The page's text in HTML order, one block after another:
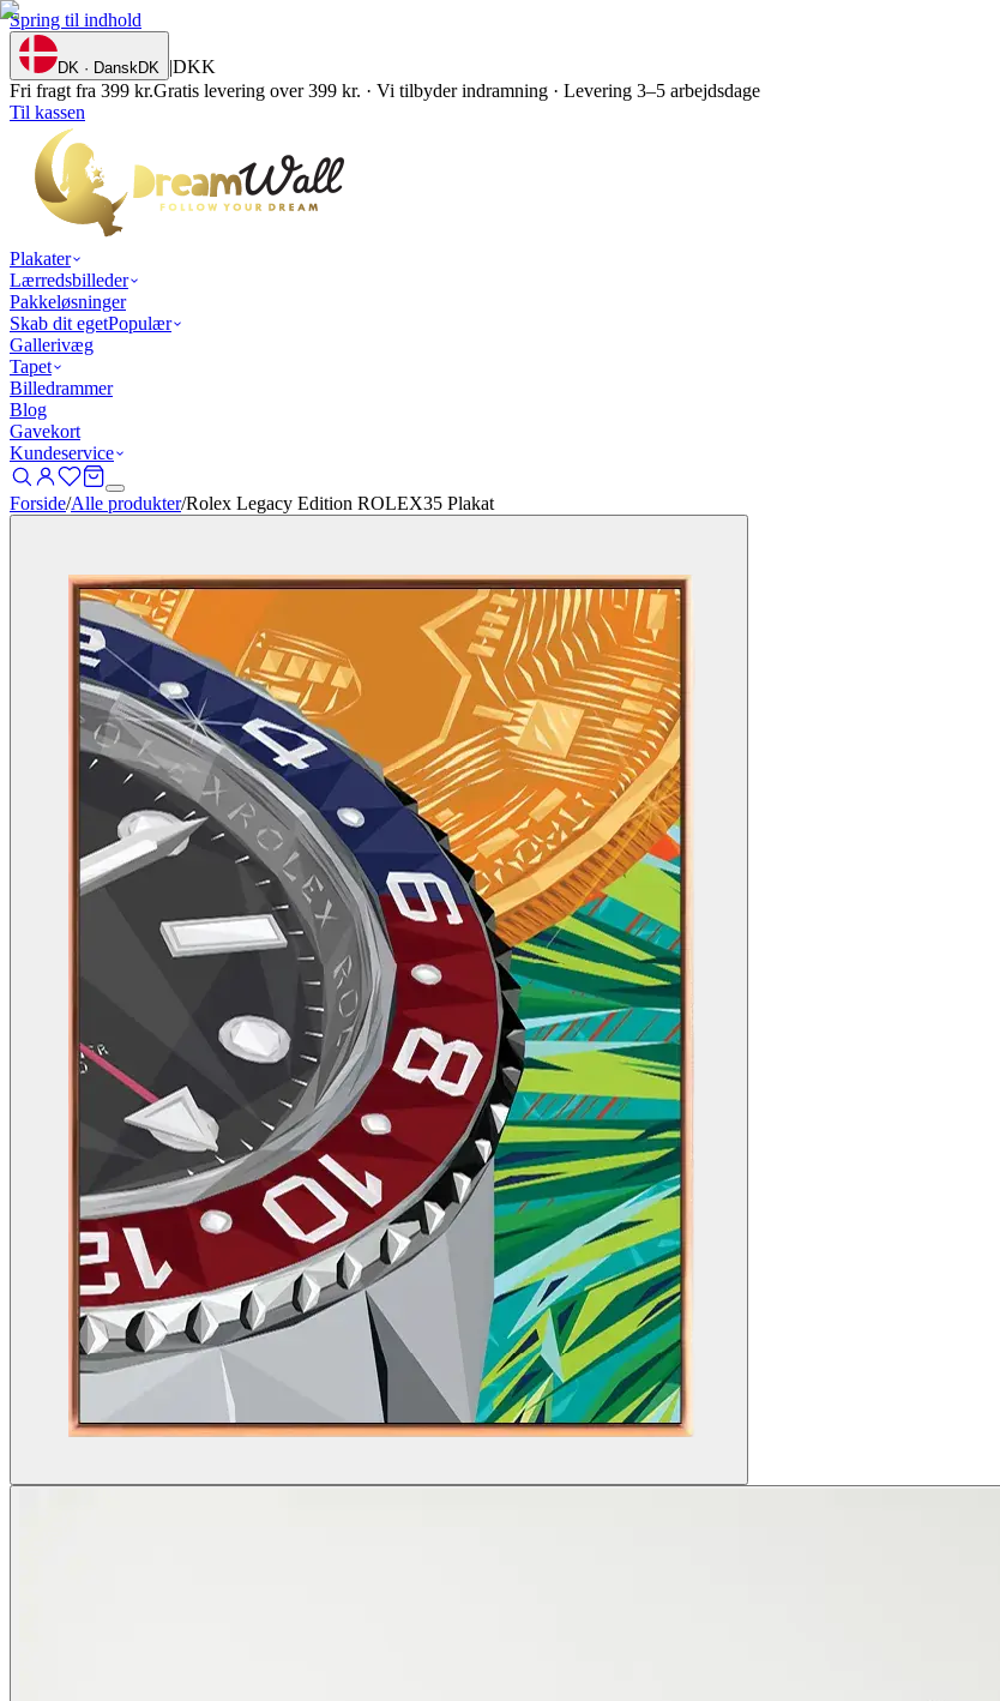
Spring til indhold
DK · DanskDK |DKK
Fri fragt fra 399 kr.Gratis levering over 399 kr. · Vi tilbyder indramning · Levering 3–5 arbejdsdage
Til kassen
Plakater
Lærredsbilleder
Pakkeløsninger
Skab dit egetPopulær
Gallerivæg
Tapet
Billedrammer
Blog
Gavekort
Kundeservice
Forside/Alle produkter/Rolex Legacy Edition ROLEX35 Plakat